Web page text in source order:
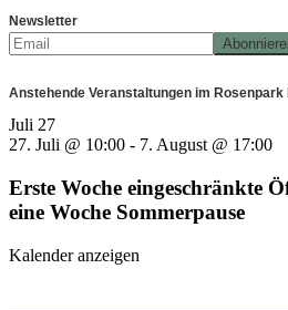
Newsletter
Anstehende Veranstaltungen im Rosenpark
Juli 27
27. Juli @ 10:00 - 7. August @ 17:00
Erste Woche eingeschränkte
eine Woche Sommerpause
Kalender anzeigen